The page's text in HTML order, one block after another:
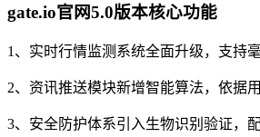
gate.io官网5.0版本核心功能
1、实时行情监测系统全面升级，支持
2、资讯推送模块新增智能算法，依据
3、安全防护体系引入生物识别验证，